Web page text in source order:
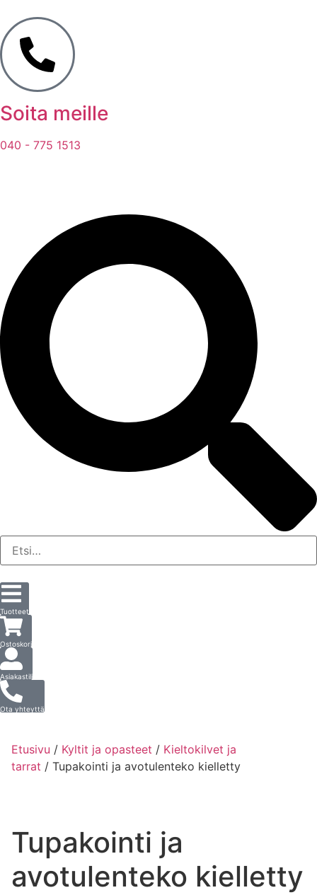
Soita meille
040 - 775 1513
Tuotteet
Ostoskori
Asiakastili
Ota yhteyttä
Etusivu / Kyltit ja opasteet / Kieltokilvet ja
tarrat / Tupakointi ja avotulenteko kielletty
Tupakointi ja
avotulenteko kielletty